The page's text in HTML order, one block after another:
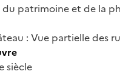
patrimoine et de la
: Vue partielle des
siècle